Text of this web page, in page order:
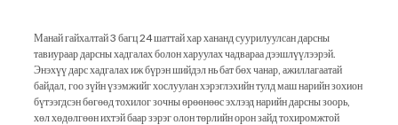
Манай гайхалтай 3 багц 24 шаттай хар хананд суурилуулсан дарсны
тавиураар дарсны хадгалах болон харуулах чадвараа дээшлүүлээрэй.
Энэхүү дарс хадгалах иж бүрэн шийдэл нь бат бөх чанар, ажиллагаатай
байдал, гоо зүйн үзэмжийг хослуулан хэрэглэхийн тулд маш нарийн зохион
бүтээгдсэн бөгөөд тохилог зочны өрөөнөөс эхлээд нарийн дарсны зоорь,
хөл хөдөлгөөн ихтэй баар зэрэг олон төрлийн орон зайд тохиромжтой